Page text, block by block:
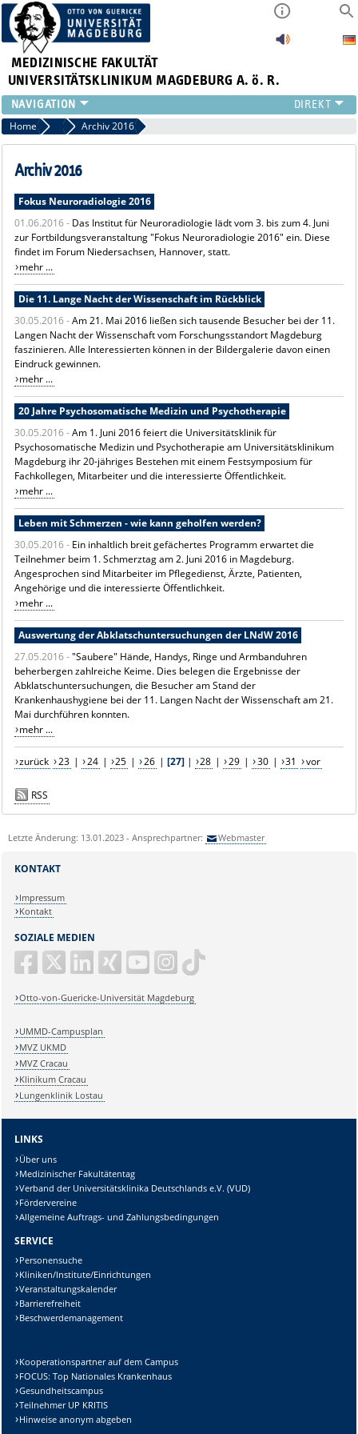
MEDIZINISCHE FAKULTÄT
UNIVERSITÄTSKLINIKUM MAGDEBURG A. ö. R.
INSTITUTE
KLINIKEN
ZENTRALE EINRICHTUNGEN
PRESSE
ÜBER UNS
INTERNATIONAL
INTRANET
Home Archiv News
Archiv 2016
Archiv 2016
Fokus Neuroradiologie 2016
01.06.2016 - Das Institut für Neuroradiologie lädt vom 3. bis zum 4. Juni
zur Fortbildungsveranstaltung "Fokus Neuroradiologie 2016" ein. Diese
findet im Forum Niedersachsen, Hannover, statt.
mehr ...
Die 11. Lange Nacht der Wissenschaft im Rückblick
30.05.2016 -Am 21. Mai 2016 ließen sich tausende Besucher bei der 11.
Langen Nacht der Wissenschaft vom Forschungsstandort Magdeburg
faszinieren. Alle Interessierten können in der Bildergalerie davon einen
Eindruck gewinnen.
mehr ...
20 Jahre Psychosomatische Medizin und Psychotherapie
30.05.2016 -Am 1. Juni 2016 feiert die Universitätsklinik für
Psychosomatische Medizin und Psychotherapie am Universitätsklinikum
Magdeburg ihr 20-jähriges Bestehen mit einem Festsymposium für
Fachkollegen, Mitarbeiter und die interessierte Öffentlichkeit.
mehr ...
Leben mit Schmerzen - wie kann geholfen werden?
30.05.2016 - Ein inhaltlich breit gefächertes Programm erwartet die
Teilnehmer beim 1. Schmerztag am 2. Juni 2016 in Magdeburg.
Angesprochen sind Mitarbeiter im Pflegedienst, Ärzte, Patienten,
Angehörige und die interessierte Öffentlichkeit.
mehr ...
Auswertung der Abklatschuntersuchungen der LNdW 2016
27.05.2016 -"Saubere" Hände, Handys, Ringe und Armbanduhren
beherbergen zahlreiche Keime. Dies belegen die Ergebnisse der
Abklatschuntersuchungen, die Besucher am Stand der
Krankenhaushygiene bei der 11. Langen Nacht der Wissenschaft am 21.
Mai durchführen konnten.
mehr ...
zurück 23 | 24 | 25 | 26 | [27]| 28 | 29 | 30 | 31 vor
RSS
Letzte Änderung: 13.01.2023 - Ansprechpartner: Webmaster
SOZIALE MEDIEN
Otto-von-Guericke-Universität Magdeburg
KONTAKT
Impressum
Kontakt
UMMD-Campusplan
MVZ UKMD
MVZ Cracau
Klinikum Cracau
Lungenklinik Lostau
LINKS
Über uns
Medizinischer Fakultätentag
Verband der Universitätsklinika Deutschlands e.V. (VUD)
Fördervereine
Allgemeine Auftrags- und Zahlungsbedingungen
SERVICE
Personensuche
Kliniken/Institute/Einrichtungen
Veranstaltungskalender
Barrierefreiheit
Beschwerdemanagement
Kooperationspartner auf dem Campus
FOCUS: Top Nationales Krankenhaus
Gesundheitscampus
Teilnehmer UP KRITIS
Hinweise anonym abgeben